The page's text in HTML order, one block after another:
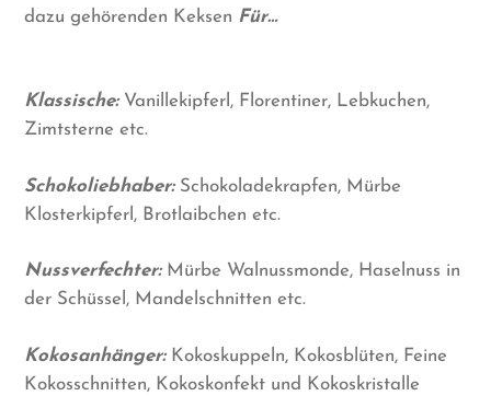
dazu gehörenden Keksen Für…
Klassische:Vanillekipferl, Florentiner, Lebkuchen,
Zimtsterne etc.
Schokoliebhaber:Schokoladekrapfen, Mürbe
Klosterkipferl, Brotlaibchen etc.
Nussverfechter:Mürbe Walnussmonde, Haselnuss in
der Schüssel, Mandelschnitten etc.
Kokosanhänger:Kokoskuppeln, Kokosblüten, Feine
Kokosschnitten, Kokoskonfekt und Kokoskristalle